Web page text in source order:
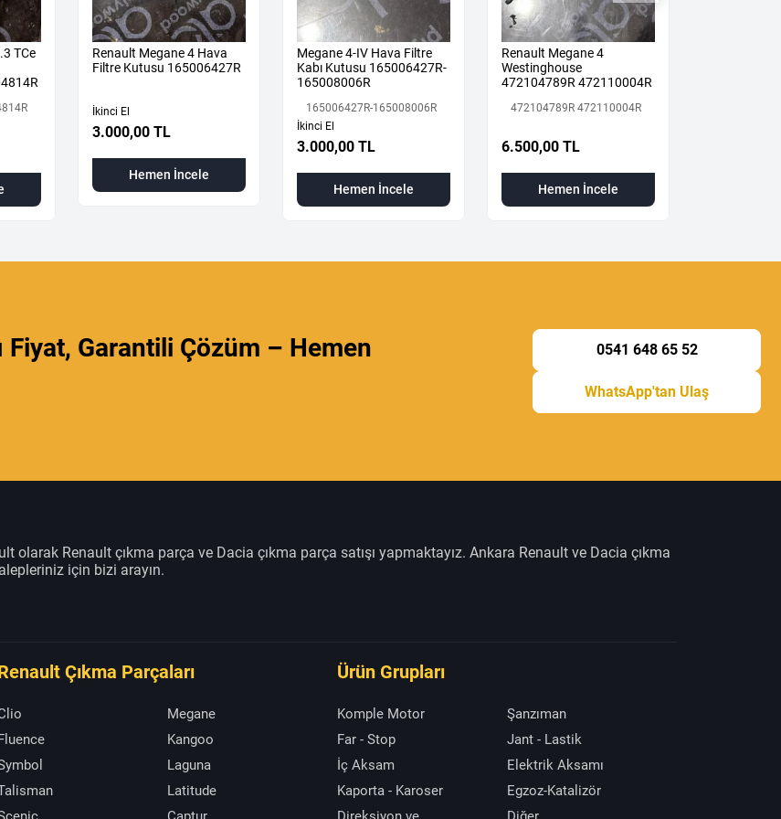
TCe
Renault Megane 4 Hava
Filtre Kutusu 165006427R
İkinci El
3.000,00 TL
Hemen İncele
Megane 4-IV Hava Filtre
Kabı Kutusu 165006427R-
165008006R
165006427R-165008006R
İkinci El
3.000,00 TL
Hemen İncele
Renault Megane 4
Westinghouse
472104789R 472110004R
472104789R 472110004R
6.500,00 TL
Hemen İncele
Fiyat, Garantili Çözüm – Hemen
0541 648 65 52
WhatsApp'tan Ulaş
olarak Renault çıkma parça ve Dacia çıkma parça satışı yapmaktayız. Ankara Renault ve Dacia çıkma
için bizi arayın.
Çıkma Parçaları
Megane
Kangoo
Laguna
Latitude
Ürün Grupları
Komple Motor
Şanzıman
Far - Stop
Jant - Lastik
İç Aksam
Elektrik Aksamı
Kaporta - Karoser
Egzoz-Katalizör